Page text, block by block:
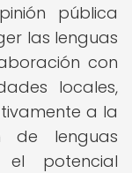
pública
las lenguas
con
locales,
a la
de lenguas
el potencial